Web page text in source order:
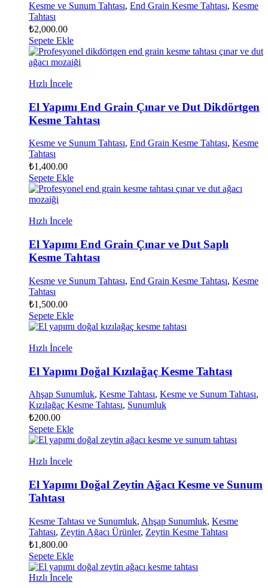
Kesme ve Sunum Tahtası, End Grain Kesme Tahtası, Kesme
Tahtası
₺2,000.00
Sepete Ekle
Hızlı İncele
El Yapımı End Grain Çınar ve Dut Dikdörtgen
Kesme Tahtası
Kesme ve Sunum Tahtası, End Grain Kesme Tahtası, Kesme
Tahtası
₺1,400.00
Sepete Ekle
Hızlı İncele
El Yapımı End Grain Çınar ve Dut Saplı
Kesme Tahtası
Kesme ve Sunum Tahtası, End Grain Kesme Tahtası, Kesme
Tahtası
₺1,500.00
Sepete Ekle
Hızlı İncele
El Yapımı Doğal Kızılağaç Kesme Tahtası
Ahşap Sunumluk, Kesme Tahtası, Kesme ve Sunum Tahtası,
Kızılağaç Kesme Tahtası, Sunumluk
₺200.00
Sepete Ekle
Hızlı İncele
El Yapımı Doğal Zeytin Ağacı Kesme ve Sunum
Tahtası
Kesme Tahtası ve Sunumluk, Ahşap Sunumluk, Kesme
Tahtası, Zeytin Ağacı Ürünler, Zeytin Kesme Tahtası
₺1,800.00
Sepete Ekle
Hızlı İncele